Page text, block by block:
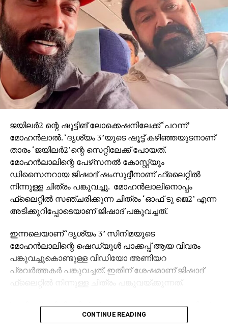
ജയിലര്‍2 ന്റെ ഷൂട്ടിങ് ലോക്കെഷനിലേക്ക് ‘പറന്ന്’
മോഹന്‍ലാല്‍. ‘ദൃശ്യം 3’യുടെ ഷൂട്ട് കഴിഞ്ഞയുടനാണ്
താരം ‘ജയിലര്‍2’ന്റെ സെറ്റിലേക്ക് പോയത്.
മോഹന്‍ലാലിന്റെ പേഴ്‌സനല്‍ കോസ്റ്റ്യൂം
ഡിസൈനറായ ജിഷാദ് ഷംസുദ്ദീനാണ് ഫ്‌ലൈറ്റില്‍
നിന്നുള്ള ചിത്രം പങ്കുവച്ചു. മോഹന്‍ലാലിനൊപ്പം
ഫ്‌ലൈറ്റില്‍ സഞ്ചരിക്കുന്ന ചിത്രം ‘ഓഫ് ടു ജെ2’ എന്ന
അടിക്കുറിപ്പോടെയാണ് ജിഷാദ് പങ്കുവച്ചത്.
ഇന്നലെയാണ് ‘ദൃശ്യം 3’ സിനിമയുടെ
മോഹന്‍ലാലിന്റെ ഷെഡ്യൂള്‍ പാക്കപ്പ് ആയ വിവരം
പങ്കുവച്ചുകൊണ്ടുള്ള വിഡിയോ അണിയറ
പ്രവര്‍ത്തകര്‍ പങ്കുവച്ചത്. ഇതിന് ശേഷമാണ് ജിഷാദ്
ഫ്‌ലൈറ്റില്‍ നിന്നുള്ള ചിത്രം പങ്കുവയ്ക്കുന്നത്.
‘ജയിലര്‍’ സിനിമയില്‍ ശ്രദ്ധേയമായ മോഹന്‍ലാലിന്റെ
കോസ്റ്റ്യൂം ഡിസൈന്‍ ചെയ്തത് ജിഷാദ് ഷംസുദ്ദീന്‍
CONTINUE READING